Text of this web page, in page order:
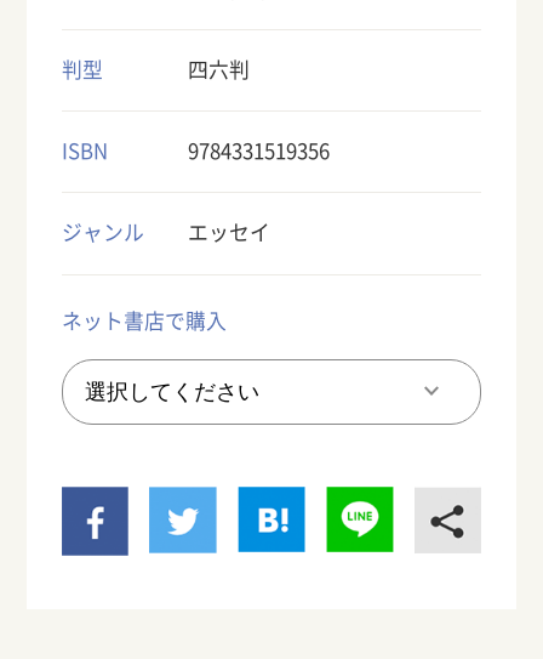
判型 四六判
ISBN 9784331519356
ジャンル エッセイ
ネット書店で購入